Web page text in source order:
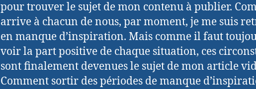
pour trouver le sujet de mon contenu à publier.
arrive à chacun de nous, par moment, je me suis
en manque d’inspiration. Mais comme il faut
voir la part positive de chaque situation, ces
sont finalement devenues le sujet de mon article
Comment sortir des périodes de manque